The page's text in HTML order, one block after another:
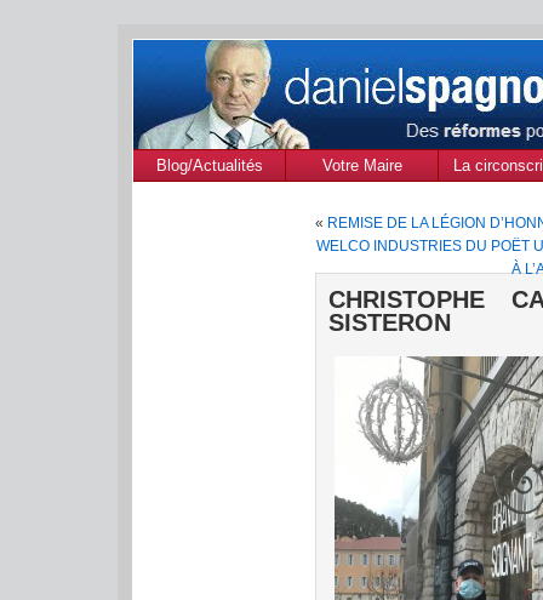
Blog/Actualités Votre Maire
La
« REMISE DE LA LÉGION
WELCO INDUSTRIES DU POËT
À
CHRISTOPHE
SISTERON